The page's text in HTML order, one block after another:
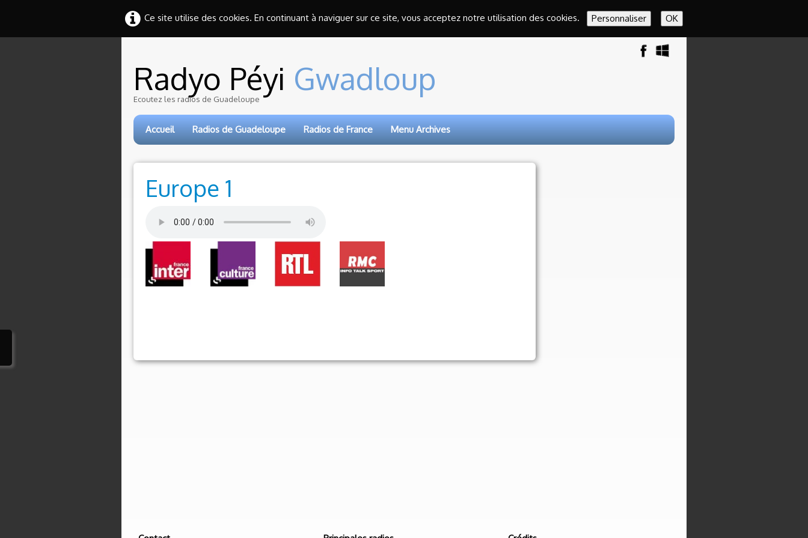
Ce site utilise des cookies. En continuant à naviguer sur ce site, vous acceptez notre utilisation des cookies. Personnaliser OK
Radyo Péyi Gwadloup
Ecoutez les radios de Guadeloupe
Accueil Radios de Guadeloupe Radios de France Menu Archives
Europe 1